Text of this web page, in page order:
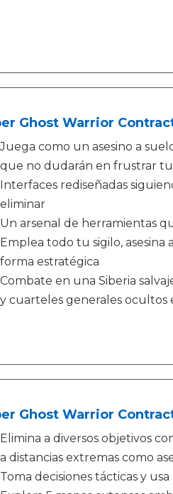
Ghost Warrior
Juega como un asesino a
que no dudarán en frustrar
Interfaces rediseñadas
eliminar
Un arsenal de herramientas
Emplea todo tu sigilo, asesina
forma estratégica
Combate en una Siberia
y cuarteles generales ocultos
Ghost Warrior
Elimina a diversos objetivos
a distancias extremas como
Toma decisiones tácticas y